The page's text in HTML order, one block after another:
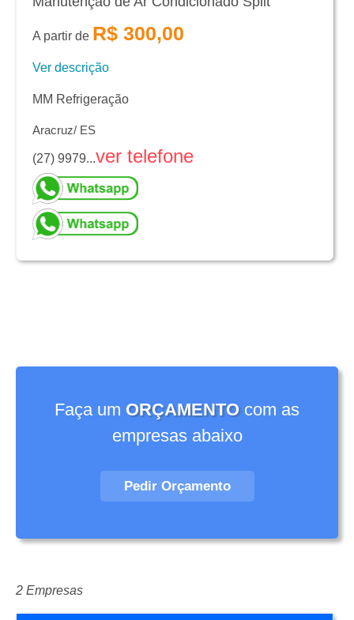
A partir de R$ 300,00
Ver descrição
MM Refrigeração
Aracruz/ ES
(27) 9979...ver telefone
Faça um ORÇAMENTOcom as
empresas abaixo
Pedir Orçamento
2 Empresas